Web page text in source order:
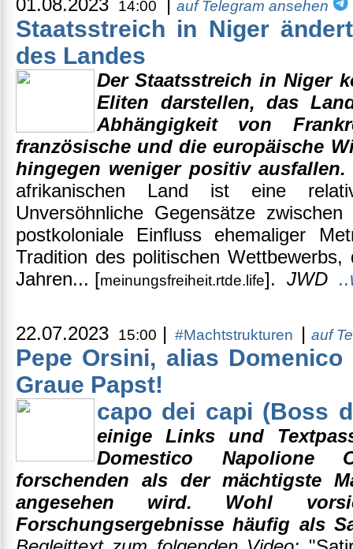
01.08.2023 14:00 | auf Telegram ansehen
Staatsstreich in Niger
des Landes
Der Staatsstreich in Niger
Eliten darstellen, das
Abhängigkeit von
französische und die europäische
hingegen weniger positiv ausfallen.
afrikanischen Land ist eine
Unversöhnliche Gegensätze
postkoloniale Einfluss ehemaliger
Tradition des politischen
Jahren... [meinungsfreiheit.rtde.life]. JWD
22.07.2023 15:00 | #Machtstrukturen | auf
Pepe Orsini, alias
Graue Papst!
capo dei capi (Boss
einige Links und
Domestico
forschenden als der mächtigste
angesehen wird. Wohl
Forschungsergebnisse häufig als